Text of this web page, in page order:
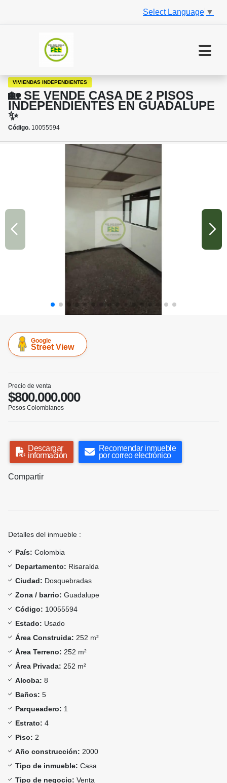
Select Language ▼
VIVIENDAS INDEPENDIENTES
🏡 SE VENDE CASA DE 2 PISOS
INDEPENDIENTES EN GUADALUPE
✨
Código. 10055594
Google
Street View
Precio de venta
$800.000.000
Pesos Colombianos
Descargar
información
Recomendar inmueble
por correo electrónico
Compartir
Detalles del inmueble :
País: Colombia
Departamento: Risaralda
Ciudad: Dosquebradas
Zona / barrio: Guadalupe
Código: 10055594
Estado: Usado
Área Construida: 252 m²
Área Terreno: 252 m²
Área Privada: 252 m²
Alcoba: 8
Baños: 5
Parqueadero: 1
Estrato: 4
Piso: 2
Año construcción: 2000
Tipo de inmueble: Casa
Tipo de negocio: Venta